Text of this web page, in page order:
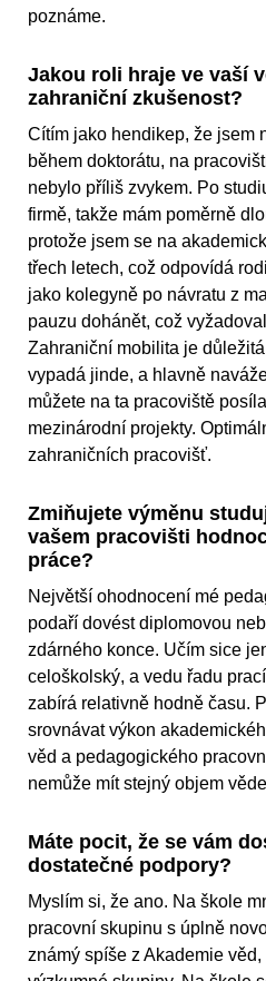
poznáme.
Jakou roli hraje ve vaší
zahraniční zkušenost?
Cítím jako hendikep, že jsem
během doktorátu, na
nebylo příliš zvykem. Po
firmě, takže mám poměrně
protože jsem se na
třech letech, což odpovídá
jako kolegyně po návratu z
pauzu dohánět, což
Zahraniční mobilita je
vypadá jinde, a hlavně
můžete na ta pracoviště
mezinárodní projekty.
zahraničních pracovišť.
Zmiňujete výměnu
vašem pracovišti
práce?
Největší ohodnocení mé
podaří dovést diplomovou
zdárného konce. Učím sice
celoškolský, a vedu řadu
zabírá relativně hodně času.
srovnávat výkon
věd a pedagogického
nemůže mít stejný objem
Máte pocit, že se vám
dostatečné podpory?
Myslím si, že ano. Na škole
pracovní skupinu s úplně
známý spíše z Akademie